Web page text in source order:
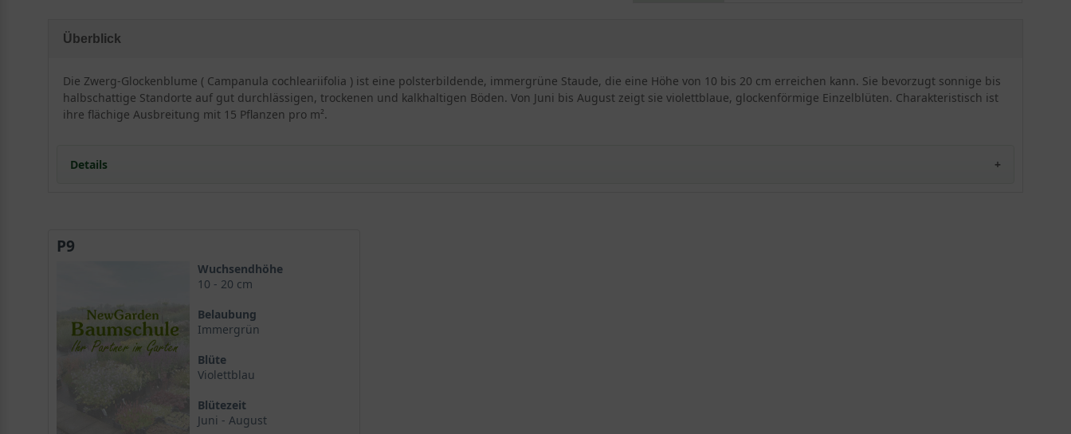
Polster.
Überblick
Die Zwerg-Glockenblume ( Campanula cochleariifolia ) ist eine polsterbildende, immergrüne Staude, die eine Höhe von 10 bis 20 cm erreichen kann. Sie bevorzugt sonnige bis
halbschattige Standorte auf gut durchlässigen, trockenen und kalkhaltigen Böden. Von Juni bis August zeigt sie violettblaue, glockenförmige Einzelblüten. Charakteristisch ist
ihre flächige Ausbreitung mit 15 Pflanzen pro m².
Details
Standort und Boden
Optimale Bedingungen für Campanula cochleariifolia
Blüte und Blattwerk der Zwerg-Glockenblume
Verwendung im Garten
Steinfugen und Felsspalten
Extensive Dachbegrünung
Bienenweide mit Zwerg-Glockenblume
Pflanzpartner für Campanula cochleariifolia
Harmonische Kombinationen im Steingarten
P9
Wuchsendhöhe
10 - 20 cm
Belaubung
Immergrün
Blüte
Violettblau
Blütezeit
Juni - August